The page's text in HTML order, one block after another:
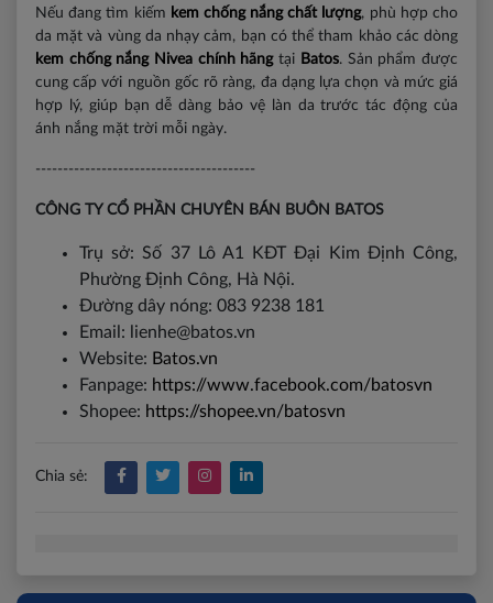
Nếu đang tìm kiếm kem chống nắng chất lượng, phù hợp cho
da mặt và vùng da nhạy cảm, bạn có thể tham khảo các dòng
kem chống nắng Nivea chính hãngtại Batos. Sản phẩm được
cung cấp với nguồn gốc rõ ràng, đa dạng lựa chọn và mức giá
hợp lý, giúp bạn dễ dàng bảo vệ làn da trước tác động của
ánh nắng mặt trời mỗi ngày.
----------------------------------------
CÔNG TY CỔ PHẦN CHUYÊN BÁN BUÔN BATOS
Trụ sở: Số 37 Lô A1 KĐT Đại Kim Định Công,
Phường Định Công, Hà Nội.
Đường dây nóng: 083 9238 181
Email: lienhe@batos.vn
Website: Batos.vn
Fanpage: https://www.facebook.com/batosvn
Shopee: https://shopee.vn/batosvn
Chia sẻ: